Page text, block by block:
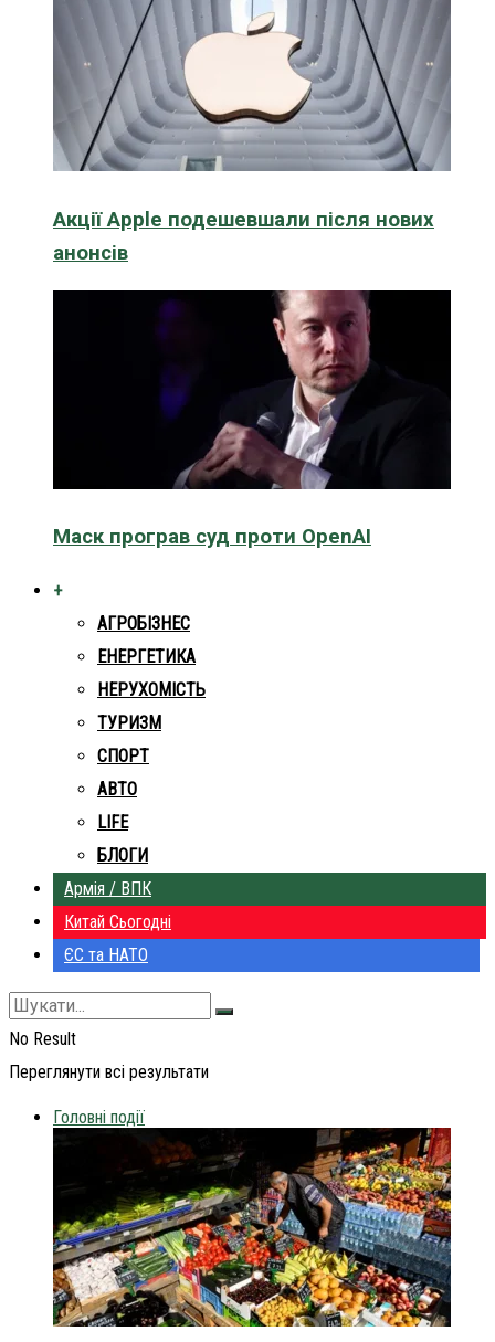
Акції Apple подешевшали після нових
анонсів
Маск програв суд проти OpenAI
+
АГРОБІЗНЕС
ЕНЕРГЕТИКА
НЕРУХОМІСТЬ
ТУРИЗМ
СПОРТ
АВТО
LIFE
БЛОГИ
Армія / ВПК
Китай Сьогодні
ЄС та НАТО
No Result
Переглянути всі результати
Головні події